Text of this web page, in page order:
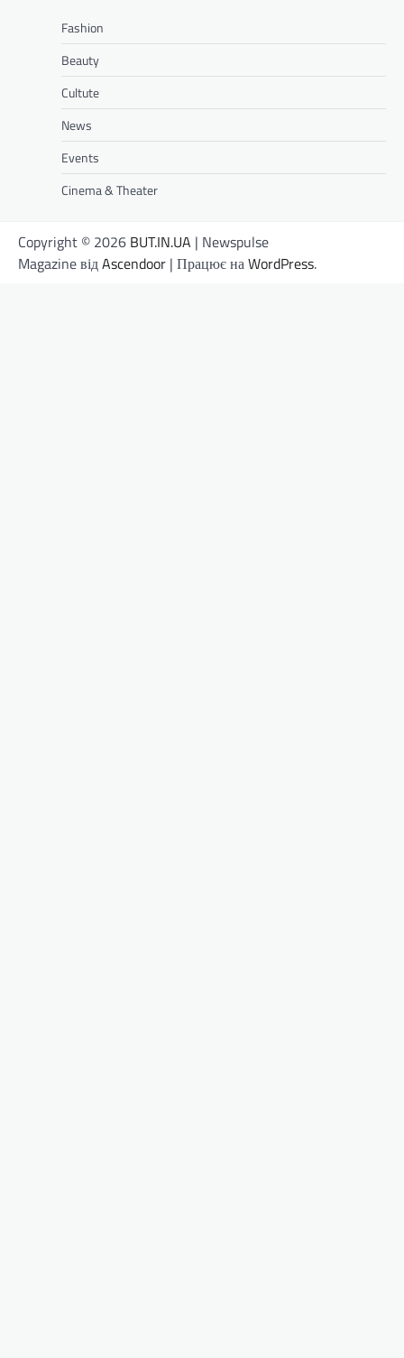
Fashion
Beauty
Cultute
News
Events
Cinema & Theater
Copyright © 2026 BUT.IN.UA | Newspulse
Magazine відAscendoor | Працює наWordPress.